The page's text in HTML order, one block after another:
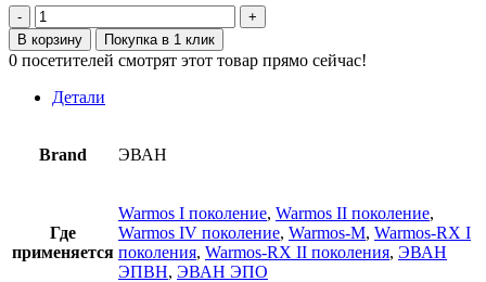
составляла
45,00 ₽.
Количество
товара
20125
Прокладка
ТЭНов
ф21
В корзину Покупка в 1 клик
0 посетителей смотрят этот товар прямо сейчас!
Детали
Brand ЭВАН
Где
применяется
Warmos I поколение, Warmos II поколение,
Warmos IV поколение, Warmos-M, Warmos-RX I
поколения, Warmos-RX II поколения, ЭВАН
ЭПВН, ЭВАН ЭПО